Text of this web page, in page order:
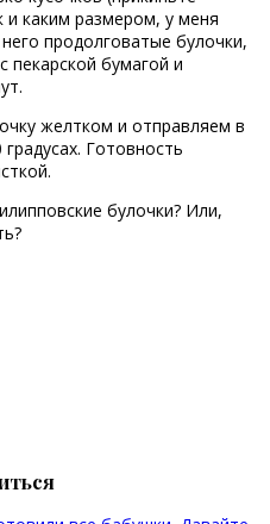
и каким размером, у меня
продолговатые булочки,
пекарской бумагой и
желтком и отправляем в
Готовность
булочки? Или,